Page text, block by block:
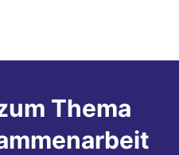
Thema